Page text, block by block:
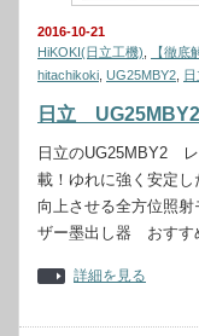
2016-10-21
HiKOKI(日立工機)
【徹底
hitachikoki UG25MBY2 日
日立
日立のUG25MBY2
載！ゆれに強く安定
向上させる全方位照
ザー墨出し器 おすす
詳細を見る